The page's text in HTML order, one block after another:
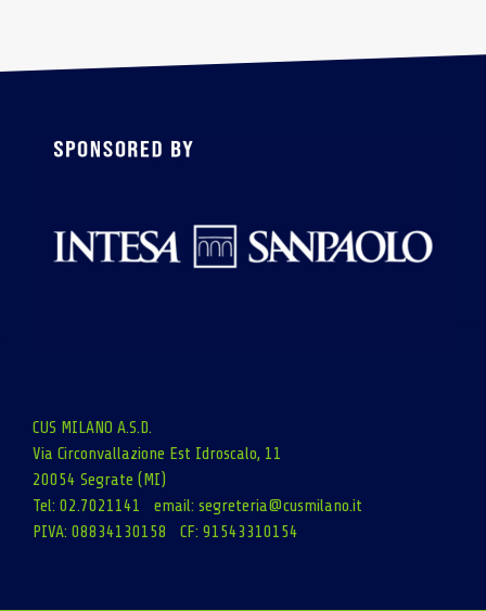
CUS MILANO A.S.D.
Via Circonvallazione Est Idroscalo, 11
20054 Segrate (MI)
Tel: 02.7021141 email: segreteria@cusmilano.it
PIVA: 08834130158 CF: 91543310154